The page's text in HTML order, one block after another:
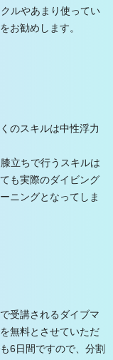
ルやあまり使ってい
お勧めします。
のスキルは中性浮力
立ちで行うスキルは
も実際のダイビング
ニングとなってしま
受講されるダイブマ
無料とさせていただ
6日間ですので、分割